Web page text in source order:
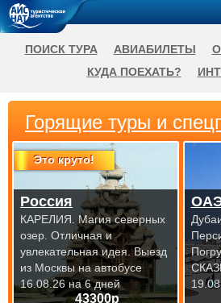
Горящие туры и
Это круто!
43300р
Россия
КАРЕЛИЯ. Магия северных
озер. Отличная и
увлекательная идея.Выезд
из Москвы на автобусе
16.08.26 на 6 дней
ПОИСК ТУРА АВИАБИЛЕТЫ
КУДА ПОЕХАТЬ?